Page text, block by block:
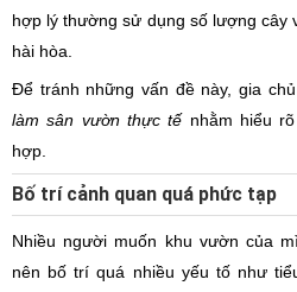
hợp lý thường sử dụng số lượng cây
hài hòa.
Để tránh những vấn đề này, gia
làm sân vườn thực tếnhằm hiểu rõ
hợp.
Bố trí cảnh quan quá phức tạp
Nhiều người muốn khu vườn của
nên bố trí quá nhiều yếu tố như